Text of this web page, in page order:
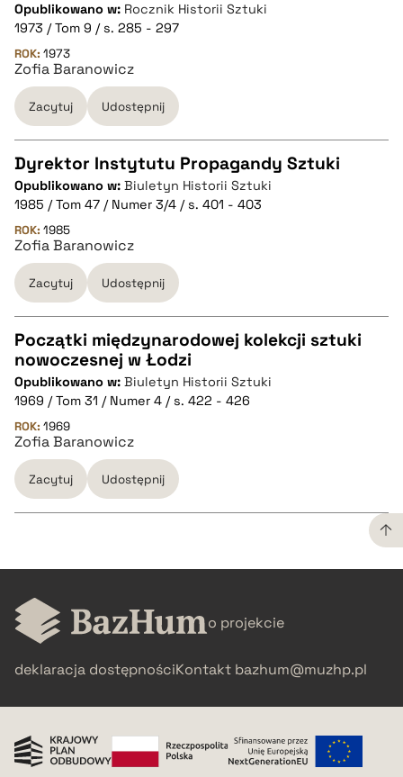
CZYSTY TEKST
pobierz cytat
BIBTEX
pobierz cytat
Opublikowano w: Rocznik Historii Sztuki
1973 / Tom 9 / s. 285 - 297
ROK: 1973
Zofia Baranowicz
Zacytuj Udostępnij
CZYSTY TEKST
pobierz cytat
BIBTEX
pobierz cytat
Dyrektor Instytutu Propagandy Sztuki
Opublikowano w: Biuletyn Historii Sztuki
1985 / Tom 47 / Numer 3/4 / s. 401 - 403
ROK: 1985
Zofia Baranowicz
Zacytuj Udostępnij
CZYSTY TEKST
pobierz cytat
BIBTEX
Początki międzynarodowej kolekcji sztuki
nowoczesnej w Łodzi
Opublikowano w: Biuletyn Historii Sztuki
1969 / Tom 31 / Numer 4 / s. 422 - 426
ROK: 1969
Zofia Baranowicz
Zacytuj Udostępnij
CZYSTY TEKST
pobierz cytat
BIBTEX
o projekcie
deklaracja dostępnościKontakt bazhum@muzhp.pl